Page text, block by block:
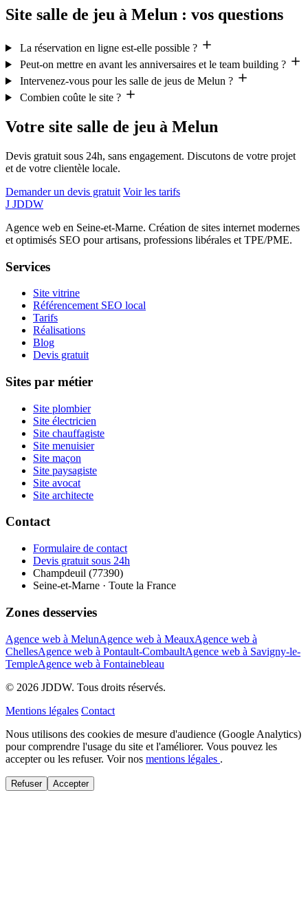
Site salle de jeu à Melun : vos questions
La réservation en ligne est-elle possible ?
Peut-on mettre en avant les anniversaires et le team building ?
Intervenez-vous pour les salle de jeus de Melun ?
Combien coûte le site ?
Votre site salle de jeu à Melun
Devis gratuit sous 24h, sans engagement. Discutons de votre projet
et de votre clientèle locale.
Demander un devis gratuit Voir les tarifs
J JDDW
Agence web en Seine-et-Marne. Création de sites internet modernes
et optimisés SEO pour artisans, professions libérales et TPE/PME.
Services
Site vitrine
Référencement SEO local
Tarifs
Réalisations
Blog
Devis gratuit
Sites par métier
Site plombier
Site électricien
Site chauffagiste
Site menuisier
Site maçon
Site paysagiste
Site avocat
Site architecte
Contact
Formulaire de contact
Devis gratuit sous 24h
Champdeuil (77390)
Seine-et-Marne · Toute la France
Zones desservies
Agence web à MelunAgence web à MeauxAgence web à
ChellesAgence web à Pontault-CombaultAgence web à Savigny-le-
TempleAgence web à Fontainebleau
© 2026 JDDW. Tous droits réservés.
Mentions légales Contact
Nous utilisons des cookies de mesure d'audience (Google Analytics)
pour comprendre l'usage du site et l'améliorer. Vous pouvez les
accepter ou les refuser. Voir nos mentions légales .
Refuser Accepter